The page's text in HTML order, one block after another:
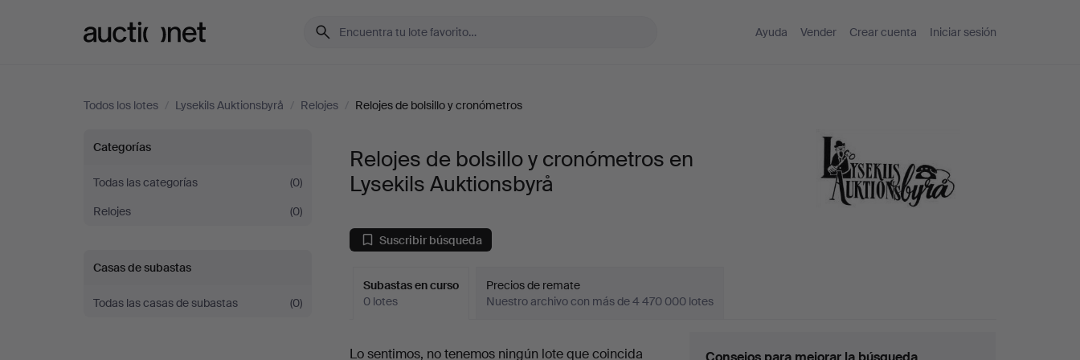
Ayuda Vender Crear cuenta Iniciar sesión
Todos los lotes / Lysekils Auktionsbyrå / Relojes / Relojes de bolsillo y cronómetros
Relojes
de
bolsillo
y
cronómetros
Categorías
Todas las categorías
(0)
Relojes
(0)
Casas de subastas
Todas las casas de subastas (0)
Relojes de bolsillo y cronómetros en
Lysekils Auktionsbyrå
Suscribir búsqueda
Subastas en curso
0 lotes
Precios de remate
Nuestro archivo con más de 4 470 000 lotes
Subastas
Lo sentimos, no tenemos ningún lote que coincida